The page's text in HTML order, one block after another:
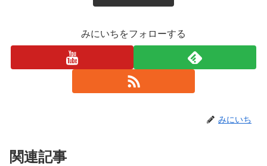
みにいちをフォローする
みにいち
関連記事